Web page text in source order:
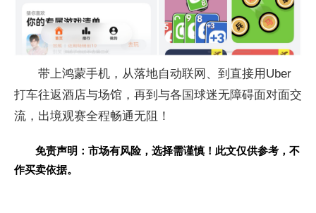
带上鸿蒙手机，从落地自动联网、到直接用Uber
打车往返酒店与场馆，再到与各国球迷无障碍面对面交
流，出境观赛全程畅通无阻！
免责声明：市场有风险，选择需谨慎！此文仅供参考，不
作买卖依据。